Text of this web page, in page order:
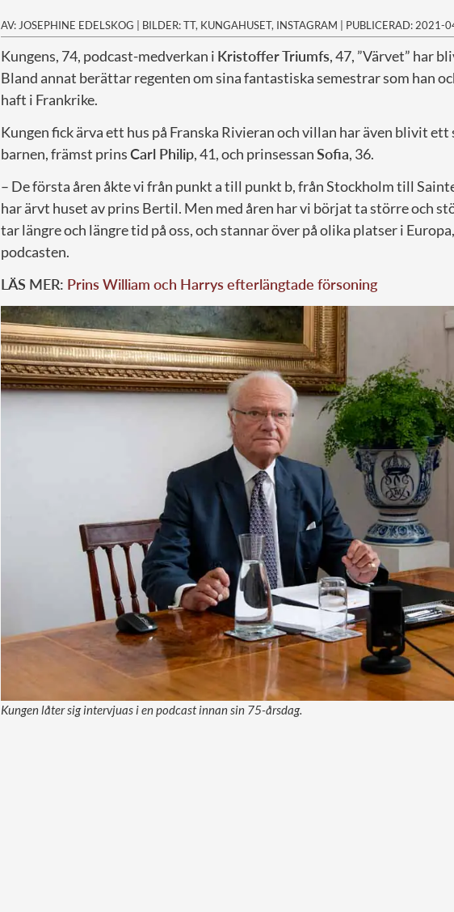
AV: JOSEPHINE EDELSKOG | BILDER: TT, KUNGAHUSET, INSTAGRAM | PUBLICERAD: 2021-
Kungens, 74, podcast-medverkan i Kristoffer Triumfs, 47, ”Värvet” har
Bland annat berättar regenten om sina fantastiska semestrar som han
haft i Frankrike.
Kungen fick ärva ett hus på Franska Rivieran och villan har även blivit
barnen, främst prinsCarl Philip, 41, och prinsessanSofia, 36.
– De första åren åkte vi från punkt a till punkt b, från Stockholm till
har ärvt huset av prins Bertil. Men med åren har vi börjat ta större och
tar längre och längre tid på oss, och stannar över på olika platser i
podcasten.
LÄS MER: Prins William och Harrys efterlängtade försoning
Kungen låter sig intervjuas i en podcast innan sin 75-årsdag.